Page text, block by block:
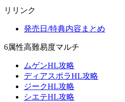
リリンク
発売日/特典内容まとめ
6属性高難易度マルチ
ムゲンHL攻略
ディアスポラHL攻略
ジークHL攻略
シエテHL攻略